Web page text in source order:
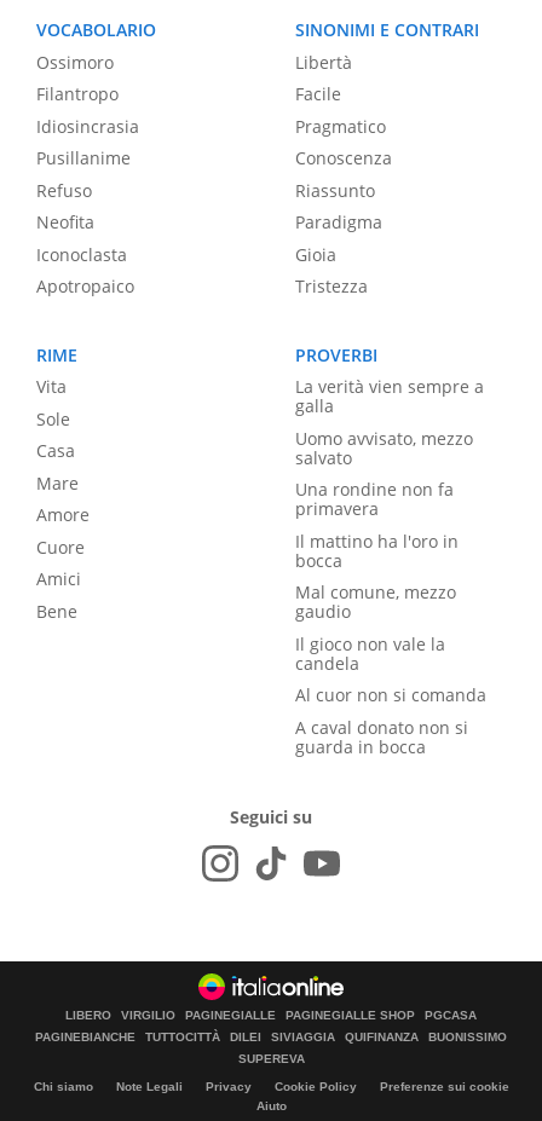
VOCABOLARIO
Ossimoro
Filantropo
Idiosincrasia
Pusillanime
Refuso
Neofita
Iconoclasta
Apotropaico
SINONIMI E CONTRARI
Libertà
Facile
Pragmatico
Conoscenza
Riassunto
Paradigma
Gioia
Tristezza
RIME
Vita
Sole
Casa
Mare
Amore
Cuore
Amici
Bene
PROVERBI
La verità vien sempre a
galla
Uomo avvisato, mezzo
salvato
Una rondine non fa
primavera
Il mattino ha l'oro in
bocca
Mal comune, mezzo
gaudio
Il gioco non vale la
candela
Al cuor non si comanda
A caval donato non si
guarda in bocca
Seguici su
LIBERO VIRGILIO PAGINEGIALLE PAGINEGIALLE SHOP
PGCASA
PAGINEBIANCHE
TUTTOCITTÀ DILEI SIVIAGGIA QUIFINANZA
BUONISSIMO
SUPEREVA
Chi siamo Note Legali Privacy Cookie Policy
Preferenze sui cookie
Aiuto